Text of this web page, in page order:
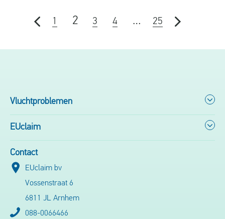
1 2 3 4 … 25
Vluchtproblemen
EUclaim
Contact
EUclaim bv
Vossenstraat 6
6811 JL Arnhem
088-0066466